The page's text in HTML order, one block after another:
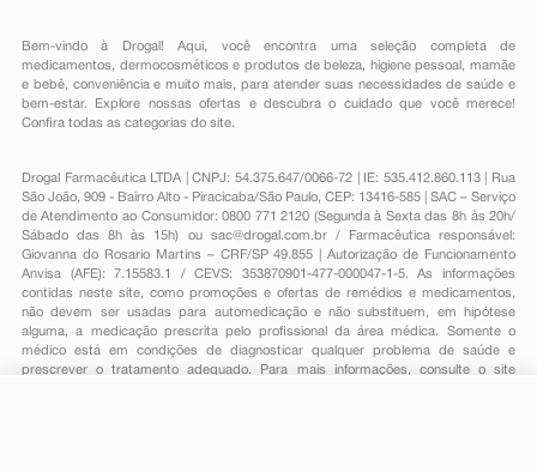
Bem-vindo à Drogal! Aqui, você encontra uma seleção completa de
medicamentos , dermocosméticos e produtos de beleza, higiene pessoal ,mamãe
e bebê, conveniênciae muito mais, para atender suas necessidades de saúde e
bem-estar. Explore nossas ofertas e descubra o cuidado que você merece!
Confira todas as categorias do site.
Drogal Farmacêutica LTDA | CNPJ: 54.375.647/0066-72 | IE: 535.412.860.113 | Rua
São João, 909 - Bairro Alto - Piracicaba/São Paulo, CEP: 13416-585 | SAC – Serviço
de Atendimento ao Consumidor: 0800 771 2120 (Segunda à Sexta das 8h às 20h/
Sábado das 8h às 15h) ou sac@drogal.com.br/ Farmacêutica responsável:
Giovanna do Rosario Martins – CRF/SP 49.855 | Autorização de Funcionamento
Anvisa (AFE): 7.15583.1 / CEVS: 353870901-477-000047-1-5. As informações
contidas neste site, como promoções e ofertas de remédios e medicamentos,
não devem ser usadas para automedicação e não substituem, em hipótese
alguma, a medicação prescrita pelo profissional da área médica. Somente o
médico está em condições de diagnosticar qualquer problema de saúde e
prescrever o tratamento adequado. Para mais informações, consulte o site